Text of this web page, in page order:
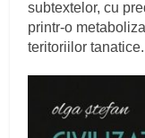
subtextelor, cu
printr-o
teritoriilor tanatice.